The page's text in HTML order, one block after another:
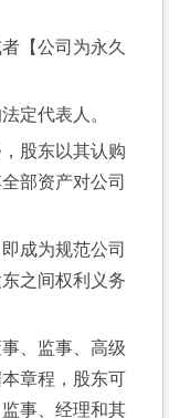
【公司为永久
定代表人。
股东以其认购
部资产对公司
成为规范公司
之间权利义务
、监事、高级
章程，股东可
事、经理和其